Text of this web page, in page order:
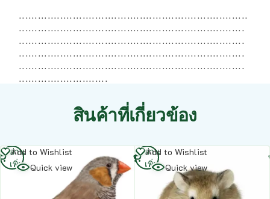
สินค้าที่เกี่ยวข้อง
Add to Wishlist
Quick view
อ่าน
เพิ่ม
Add to Wishlist
Quick view
อ่าน
เพิ่ม